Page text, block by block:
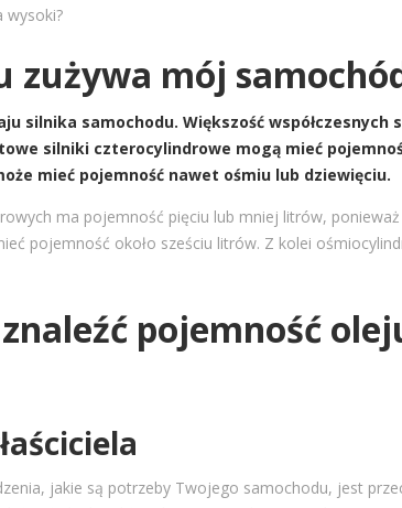
wysoki?
zużywa mój
silnika samochodu. Większość współczesnych
silniki czterocylindrowe mogą mieć
mieć pojemność nawet ośmiu lub dziewięciu.
ma pojemność pięciu lub mniej litrów,
pojemność około sześciu litrów. Z kolei
pojemność
jakie są potrzeby Twojego samochodu, jest